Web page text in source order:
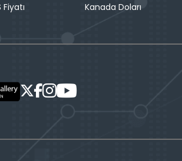
Fiyatı
Kanada Doları